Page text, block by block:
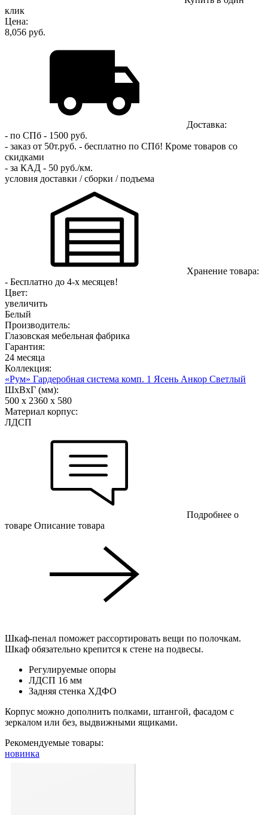
клик
Цена:
8,056 руб.
Доставка:
- по СПб - 1500 руб.
- заказ от 50т.руб. - бесплатно по СПб! Кроме товаров со
скидками
- за КАД - 50 руб./км.
условия доставки / сборки / подъема
Хранение товара:
- Бесплатно до 4-х месяцев!
Цвет:
увеличить
Белый
Производитель:
Глазовская мебельная фабрика
Гарантия:
24 месяца
Коллекция:
«Рум» Гардеробная система комп. 1 Ясень Анкор Светлый
ШхВхГ (мм):
500 х 2360 х 580
Материал корпус:
ЛДСП
Подробнее о
товаре Описание товара
Шкаф-пенал поможет рассортировать вещи по полочкам.
Шкаф обязательно крепится к стене на подвесы.
Регулируемые опоры
ЛДСП 16 мм
Задняя стенка ХДФО
Корпус можно дополнить полками, штангой, фасадом с
зеркалом или без, выдвижными ящиками.
Рекомендуемые товары:
новинка